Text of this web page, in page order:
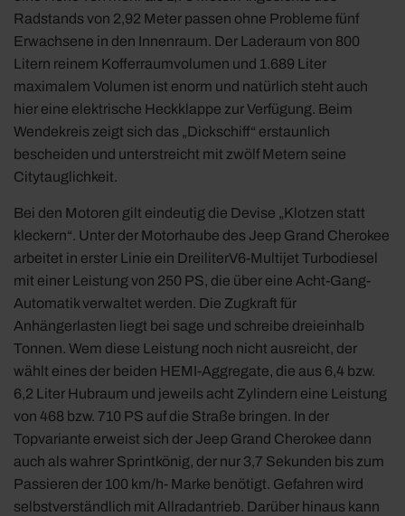
Radstands von 2,92 Meter passen ohne Probleme fünf
Erwachsene in den Innenraum. Der Laderaum von 800
Litern reinem Kofferraumvolumen und 1.689 Liter
maximalem Volumen ist enorm und natürlich steht auch
hier eine elektrische Heckklappe zur Verfügung. Beim
Wendekreis zeigt sich das „Dickschiff“ erstaunlich
bescheiden und unterstreicht mit zwölf Metern seine
Citytauglichkeit.
Bei den Motoren gilt eindeutig die Devise „Klotzen statt
kleckern“. Unter der Motorhaube des Jeep Grand Cherokee
arbeitet in erster Linie ein DreiliterV6-Multijet Turbodiesel
mit einer Leistung von 250 PS, die über eine Acht-Gang-
Automatik verwaltet werden. Die Zugkraft für
Anhängerlasten liegt bei sage und schreibe dreieinhalb
Tonnen. Wem diese Leistung noch nicht ausreicht, der
wählt eines der beiden HEMI-Aggregate, die aus 6,4 bzw.
6,2 Liter Hubraum und jeweils acht Zylindern eine Leistung
von 468 bzw. 710 PS auf die Straße bringen. In der
Topvariante erweist sich der Jeep Grand Cherokee dann
auch als wahrer Sprintkönig, der nur 3,7 Sekunden bis zum
Passieren der 100 km/h- Marke benötigt. Gefahren wird
selbstverständlich mit Allradantrieb. Darüber hinaus kann